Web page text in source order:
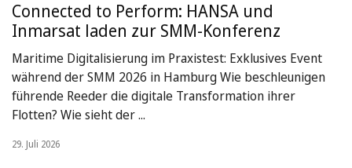
Connected to Perform: HANSA und
Inmarsat laden zur SMM-Konferenz
Maritime Digitalisierung im Praxistest: Exklusives Event
während der SMM 2026 in Hamburg Wie beschleunigen
führende Reeder die digitale Transformation ihrer
Flotten? Wie sieht der ...
29. Juli 2026